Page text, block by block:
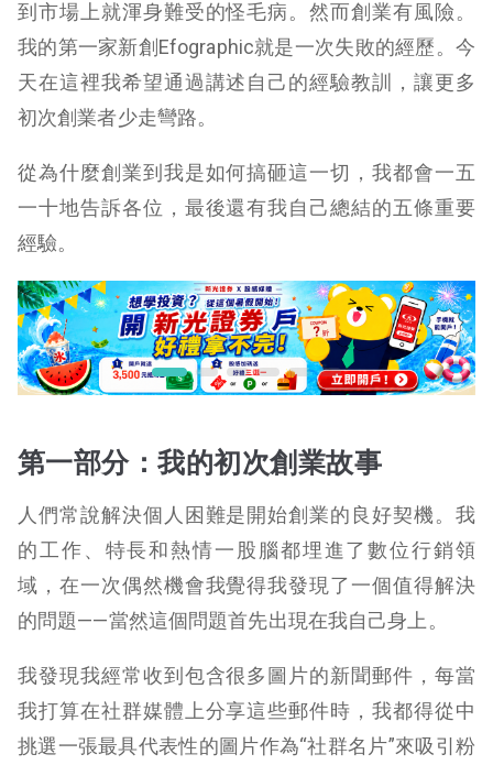
到市場上就渾身難受的怪毛病。然而創業有風險。
我的第一家新創Efographic就是一次失敗的經歷。今
天在這裡我希望通過講述自己的經驗教訓，讓更多
初次創業者少走彎路。
從為什麼創業到我是如何搞砸這一切，我都會一五
一十地告訴各位，最後還有我自己總結的五條重要
經驗。
第一部分：我的初次創業故事
人們常說解決個人困難是開始創業的良好契機。我
的工作、特長和熱情一股腦都埋進了數位行銷領
域，在一次偶然機會我覺得我發現了一個值得解決
的問題——當然這個問題首先出現在我自己身上。
我發現我經常收到包含很多圖片的新聞郵件，每當
我打算在社群媒體上分享這些郵件時，我都得從中
挑選一張最具代表性的圖片作為“社群名片”來吸引粉